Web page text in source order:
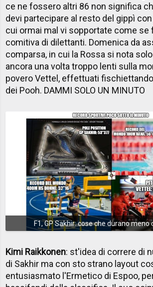
ce ne fossero altri 86 non significa
devi partecipare al resto del gippì
cui ormai mal vi sopportate come se
comitiva di dilettanti. Domenica da
comparsa, in cui la Rossa si nota
ancora una volta troppo lenti sulla
povero Vettel, effettuati
dei Pooh. DAMMI SOLO UN MINUTO
F1, GP Sakhir: cose che durano meno
Kimi Raikkonen: st'idea di correre di
di Sakhir ma con sto strano layout
entusiasmato l'Ermetico di Espoo,